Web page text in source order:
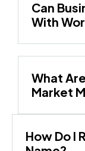
Can
With
What
Market
How Do I